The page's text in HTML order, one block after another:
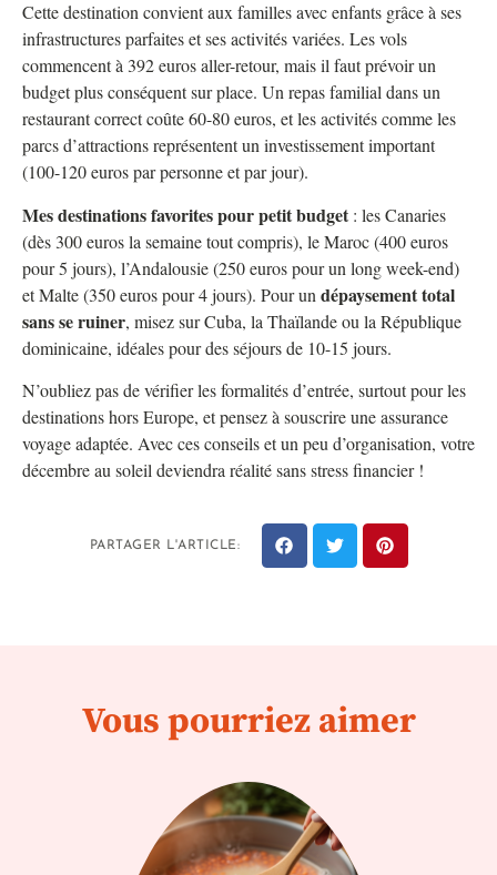
Cette destination convient aux familles avec enfants grâce à ses
infrastructures parfaites et ses activités variées. Les vols
commencent à 392 euros aller-retour, mais il faut prévoir un
budget plus conséquent sur place. Un repas familial dans un
restaurant correct coûte 60-80 euros, et les activités comme les
parcs d’attractions représentent un investissement important
(100-120 euros par personne et par jour).
Mes destinations favorites pour petit budget : les Canaries
(dès 300 euros la semaine tout compris), le Maroc (400 euros
pour 5 jours), l’Andalousie (250 euros pour un long week-end)
et Malte (350 euros pour 4 jours). Pour un dépaysement total
sans se ruiner, misez sur Cuba, la Thaïlande ou la République
dominicaine, idéales pour des séjours de 10-15 jours.
N’oubliez pas de vérifier les formalités d’entrée, surtout pour les
destinations hors Europe, et pensez à souscrire une assurance
voyage adaptée. Avec ces conseils et un peu d’organisation, votre
décembre au soleil deviendra réalité sans stress financier !
PARTAGER L'ARTICLE:
Vous pourriez aimer